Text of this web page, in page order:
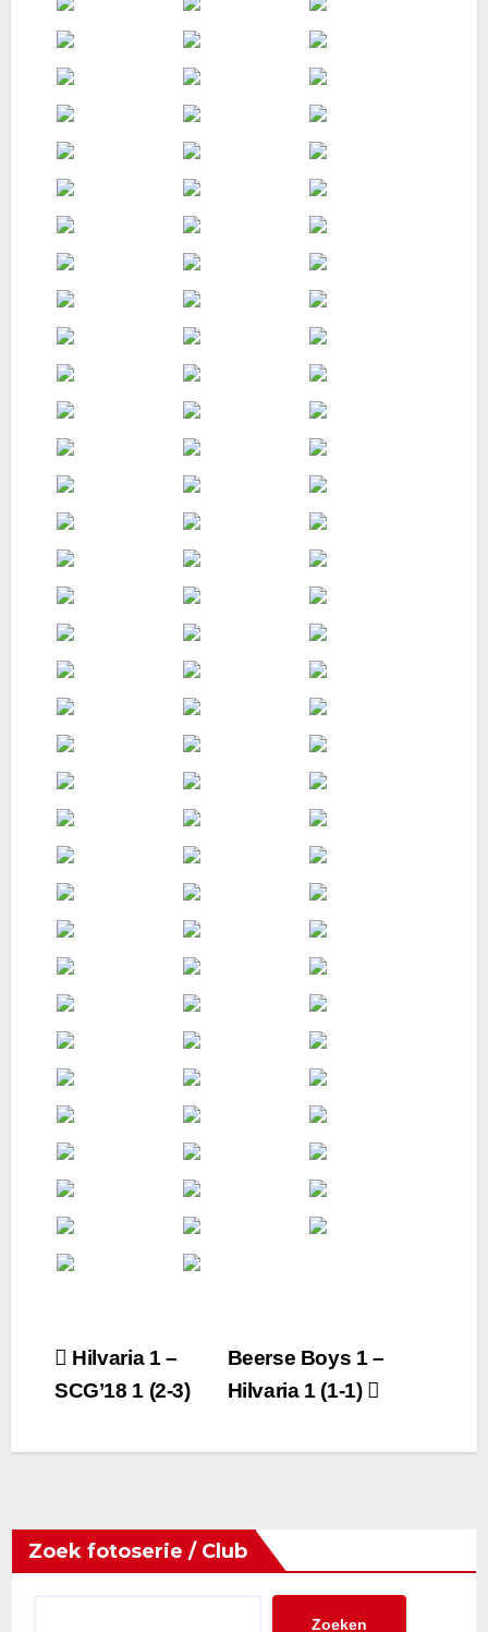
Bericht
navigatie
Beerse Boys 1 –
Hilvaria 1 (1-1)
Hilvaria 1 –
SCG’18 1 (2-3)
Zoek fotoserie / Club
Zoeken